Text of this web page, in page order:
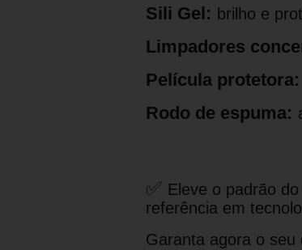
Sili Gel: brilho e
Limpadores
Película protetora:
Rodo de espuma:
✅ Eleve o padrão
referência em
Garanta agora o